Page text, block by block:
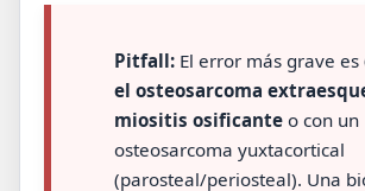
Pitfall: El error más grave es
el osteosarcoma
miositis osificante o con un
osteosarcoma yuxtacortical
(parosteal/periosteal). Una